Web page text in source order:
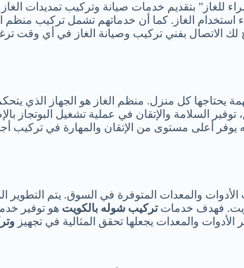
للغاز” بتقديم خدمات صيانة وتركيب تمديدات
الغاز. كما أن خدماتهم تشمل تركيب منظم
في الكويت، مما يتيح لك الاتصال بفني تركيب وصيانة
يحتاجها كل منزل. منظم الغاز هو الجهاز الذي
السلامة والإتقان في عملية تشغيل البوتجاز
أعلى مستوى من الإتقان والمهارة في تركيب
والمعدات المتوفرة في السوق. يتم التطوير
فهدف خدماتتركيب شوله بالكويت هو توفير
والمعدات يجعلها تحقق المثالية في تجهيز